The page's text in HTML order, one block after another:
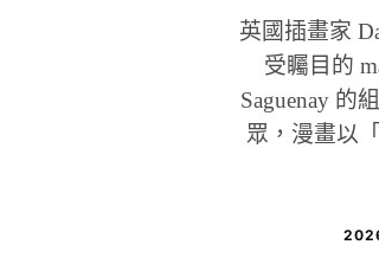
英國插畫家
受矚目的
Saguenay 的
眾，漫畫以